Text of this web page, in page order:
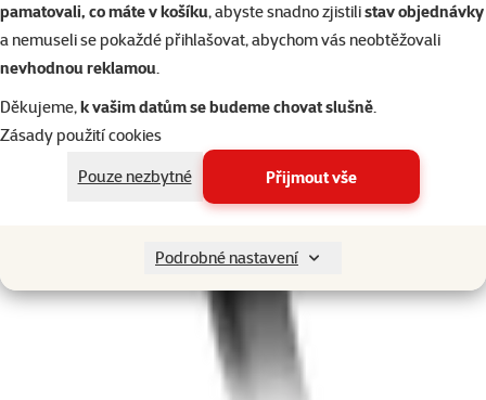
pamatovali, co máte v košíku, abyste snadno zjistilistav objednávky
a nemuseli se pokaždé přihlašovat, abychom vás neobtěžovali
nevhodnou reklamou.
Děkujeme,k vašim datům se budeme chovat slušně.
Zásady použití cookies
Pouze nezbytné
Přijmout vše
Podrobné nastavení